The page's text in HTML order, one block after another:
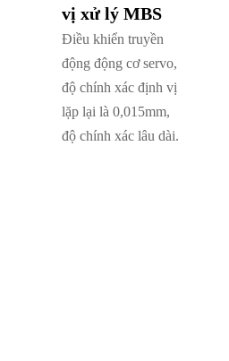
vị xử lý MBS
Điều khiển truyền
động động cơ servo,
độ chính xác định vị
lặp lại là 0,015mm,
độ chính xác lâu dài.